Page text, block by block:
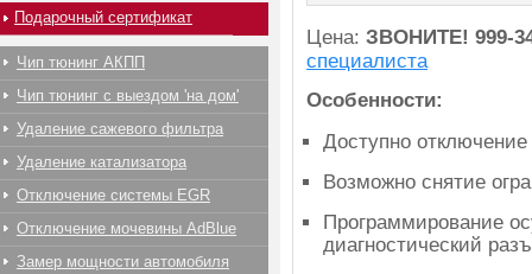
Цена: ЗВОНИТЕ! 999-
специалиста
Особенности:
Доступно отключение
Возможно снятие
Программирование
диагностический
Подарочный сертификат
Чип тюнинг АКПП
Чип тюнинг с выездом 'на дом'
Удаление сажевого фильтра
Удаление катализатора
Отключение системы EGR
Отключение мочевины AdBlue
Замер мощности автомобиля